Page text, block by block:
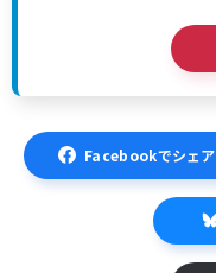
Facebookでシェア